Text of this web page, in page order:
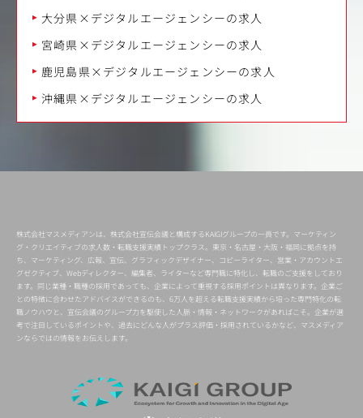
大分県×デジタルエージェンシーの求人
宮崎県×デジタルエージェンシーの求人
鹿児島県×デジタルエージェンシーの求人
沖縄県×デジタルエージェンシーの求人
株式会社マスメディアンは、株式会社宣伝会議と構成するKAIGIグループの一員です。マーケティン
グ・クリエイティブの求人数・転職支援実績トップクラス。東京・名古屋・大阪・福岡に拠点を持
ち、マーケティング、広報、宣伝、グラフィックデザイナー、コピーライター、営業・アカウントエ
グゼクティブ、Webディレクター、編集者、ライターなど専門職に特化し、転職のご支援をしており
ます。同じ業種・職種の採用であっても、企業によって重視する採用ポイントは異なります。企業ご
との特徴に合わせたアドバイスができるのも、6万人を超える転職支援実績から培った専門特化の転
職ノウハウと、宣伝会議のグループ力を駆使した人脈・情報・ネットワークがあればこそ。企業が選
考で注目しているポイントや、過去にどんな人がプラス評価・採用されているかなど、マスメディア
ンならではの情報をお伝えします。